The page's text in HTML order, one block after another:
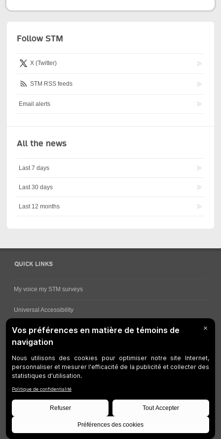
Follow STM
X (Twitter)
STM RSS feeds
Email alerts
All the news
Last 7 days
Last 30 days
Last 12 months
QUICK LINKS
My voice my STM surveys
Universal Accessibility
Ways for viewing bus schedules
Customer service
©STM1997-2026
Web Accessibility
Who can consult this page?
Site Plan